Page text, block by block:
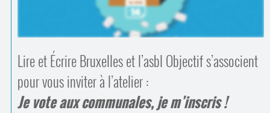
Bienvenue en Belgique
Lire et Écrire Bruxelles et l’asbl Objectif s’associent
pour vous inviter à l’atelier :
Je vote aux communales, je m’inscris !